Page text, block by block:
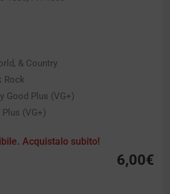
& Country
Rock
Good Plus (VG+)
(VG+)
Acquistalo subito!
6,00€